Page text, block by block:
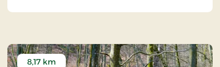
8,17 km